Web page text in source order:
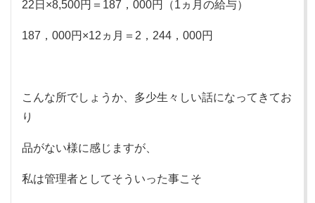
22日×8,500円＝187，000円（1ヵ月の給与）
187，000円×12ヵ月＝2，244，000円
こんな所でしょうか、多少生々しい話になってきてお
り
品がない様に感じますが、
私は管理者としてそういった事こそ